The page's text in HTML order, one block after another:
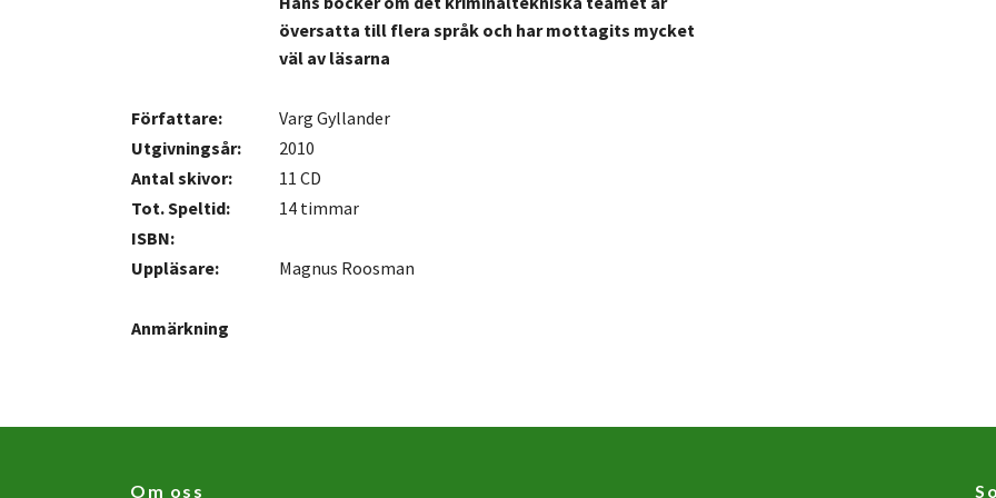
översatta till flera språk och har mottagits mycket
väl av läsarna
Författare:
Varg Gyllander
Utgivningsår:
2010
Antal skivor:
11 CD
Tot. Speltid:
14 timmar
ISBN:
Uppläsare:
Magnus Roosman
Anmärkning
Om oss